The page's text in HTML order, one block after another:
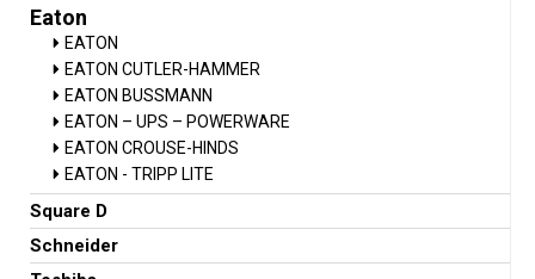
Eaton
EATON
EATON CUTLER-HAMMER
EATON BUSSMANN
EATON – UPS – POWERWARE
EATON CROUSE-HINDS
EATON - TRIPP LITE
Square D
Schneider